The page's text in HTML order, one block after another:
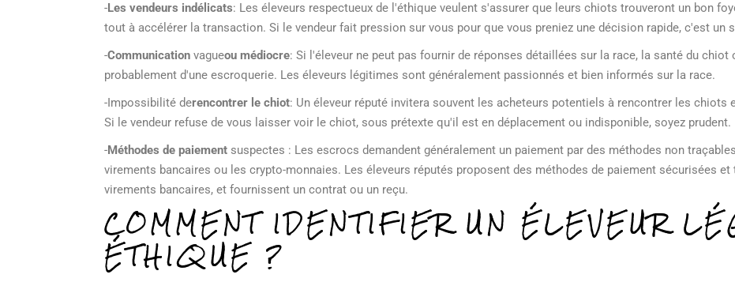
-Les vendeurs indélicats: Les éleveurs respectueux de l'éthique veulent s'assurer que leurs chiots trouveront un bon
tout à accélérer la transaction. Si le vendeur fait pression sur vous pour que vous preniez une décision rapide, c'est un
-Communication vagueou médiocre: Si l'éleveur ne peut pas fournir de réponses détaillées sur la race, la santé du
probablement d'une escroquerie. Les éleveurs légitimes sont généralement passionnés et bien informés sur la race.
-Impossibilité derencontrer le chiot: Un éleveur réputé invitera souvent les acheteurs potentiels à rencontrer les chiots
Si le vendeur refuse de vous laisser voir le chiot, sous prétexte qu'il est en déplacement ou indisponible, soyez prudent.
-Méthodes de paiement suspectes : Les escrocs demandent généralement un paiement par des méthodes non
virements bancaires ou les crypto-monnaies. Les éleveurs réputés proposent des méthodes de paiement sécurisées
virements bancaires, et fournissent un contrat ou un reçu.
COMMENT IDENTIFIER UN ÉLEVEUR
ÉTHIQUE ?